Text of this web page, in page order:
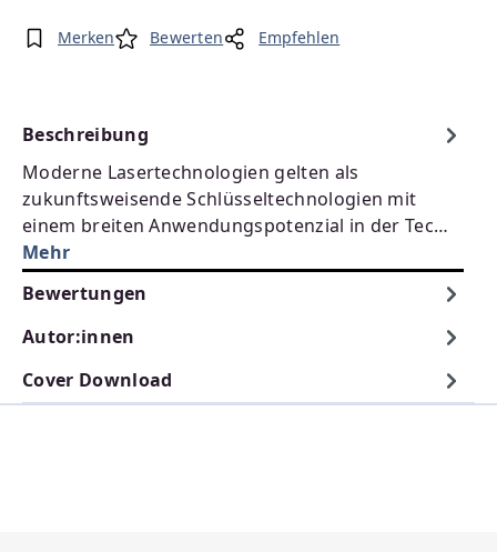
Merken Bewerten Empfehlen
Beschreibung
Moderne Lasertechnologien gelten als
zukunftsweisende Schlüsseltechnologien mit
einem breiten Anwendungspotenzial in der Tec…
Mehr
Bewertungen
Autor:innen
Cover Download